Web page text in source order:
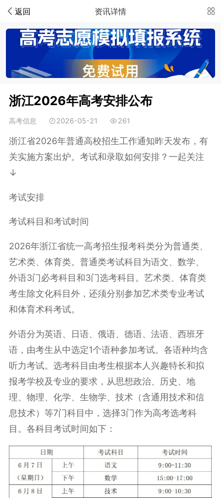
返回 资讯详情
浙江2026年高考安排公布
高考信息 2026-05-21 261
浙江省2026年普通高校招生工作通知昨天发布，有
关实施方案出炉。考试和录取如何安排？一起关注
↓
考试安排
考试科目和考试时间
2026年浙江省统一高考招生报考科类分为普通类、
艺术类、体育类。普通类考试科目为语文、数学、
外语3门必考科目和3门选考科目 。艺术类、体育类
考生除文化科目外，还须分别参加艺术类专业考试
和体育术科考试。
外语分为英语、日语、俄语、德语、法语、西班牙
语，由考生从中选定1个语种参加考试。各语种均含
听力考试。选考科目由考生根据本人兴趣特长和拟
报考学校及专业的要求，从思想政治、历史、地
理、物理、化学、生物学、技术（含通用技术和信
息技术）等7门科目中，选择3门作为高考选考科
目。各科目考试时间如下：